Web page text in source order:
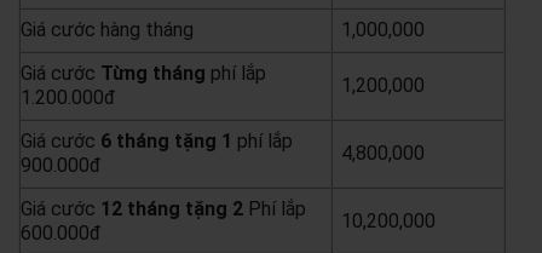
Giá cước hàng tháng
1,000,000
Giá cước Từng tháng phí lắp
1.200.000đ
1,200,000
Giá cước 6 tháng tặng 1 phí lắp
900.000đ
4,800,000
Giá cước 12 tháng tặng 2 Phí lắp
600.000đ
10,200,000